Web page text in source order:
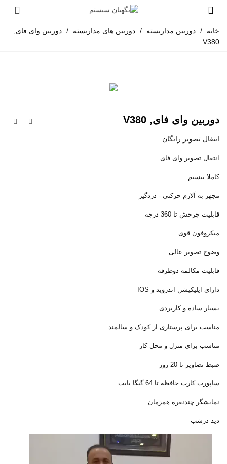
خانه / دوربین مداربسته / دوربین های مداربسته / دوربین وای فای,
V380
دوربین وای فای, V380
انتقال تصویر رایگان
انتقال تصویر وای فای
کاملا بیسیم
مجهز به آلارم حرکتی - دزدگیر
قابلیت چرخش تا 360 درجه
میکروفون قوی
وضوح تصویر عالی
قابلیت مکالمه دوطرفه
دارای ایلیکیشن اندروید و IOS
بسیار ساده و کاربردی
مناسب برای پرستاری از کودک و سالمند
مناسب برای منزل و محل کار
ضبط تصاویر تا 20 روز
ساپورت کارت حافظه تا 64 گیگا بایت
نمایشگر چندنفره همزمان
دید درشب